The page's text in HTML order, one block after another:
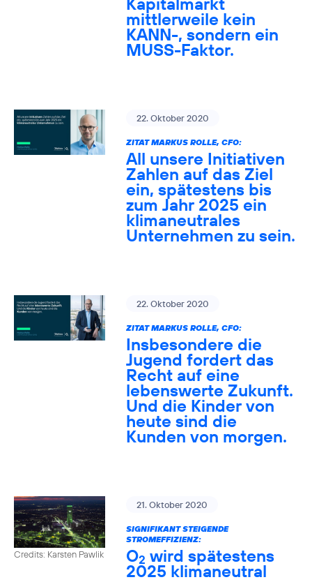
mittlerweile kein
KANN-, sondern ein
MUSS-Faktor.
22. Oktober 2020
ZITAT MARKUS ROLLE, CFO:
All unsere Initiativen
Zahlen auf das Ziel
ein, spätestens bis
zum Jahr 2025 ein
klimaneutrales
Unternehmen zu sein.
22. Oktober 2020
ZITAT MARKUS ROLLE, CFO:
Insbesondere die
Jugend fordert das
Recht auf eine
lebenswerte Zukunft.
Und die Kinder von
heute sind die
Kunden von morgen.
Credits: Karsten Pawlik
21. Oktober 2020
SIGNIFIKANT STEIGENDE
STROMEFFIZIENZ:
O2 wird spätestens
2025 klimaneutral